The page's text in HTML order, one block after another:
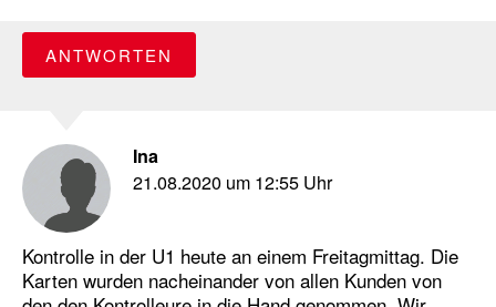
ANTWORTEN
Ina
21.08.2020 um 12:55 Uhr
Kontrolle in der U1 heute an einem Freitagmittag. Die
Karten wurden nacheinander von allen Kunden von